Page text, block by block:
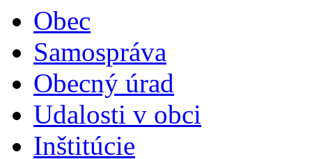
Obec
Samospráva
Obecný úrad
Udalosti v obci
Inštitúcie